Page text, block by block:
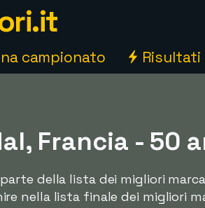
campionato Risultati
Francia - 50
della lista dei migliori
nella lista finale dei migliori